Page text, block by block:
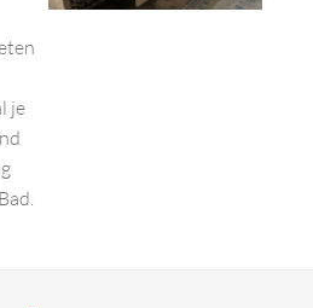
je